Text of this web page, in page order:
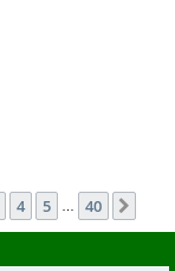
из 40
4 5 40